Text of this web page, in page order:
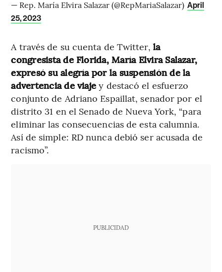
— Rep. María Elvira Salazar (@RepMariaSalazar) April
25, 2023
A través de su cuenta de Twitter, la
congresista de Florida, María Elvira Salazar,
expresó su alegría por la suspensión de la
advertencia de viaje y destacó el esfuerzo
conjunto de Adriano Espaillat, senador por el
distrito 31 en el Senado de Nueva York, “para
eliminar las consecuencias de esta calumnia.
Así de simple: RD nunca debió ser acusada de
racismo”.
PUBLICIDAD